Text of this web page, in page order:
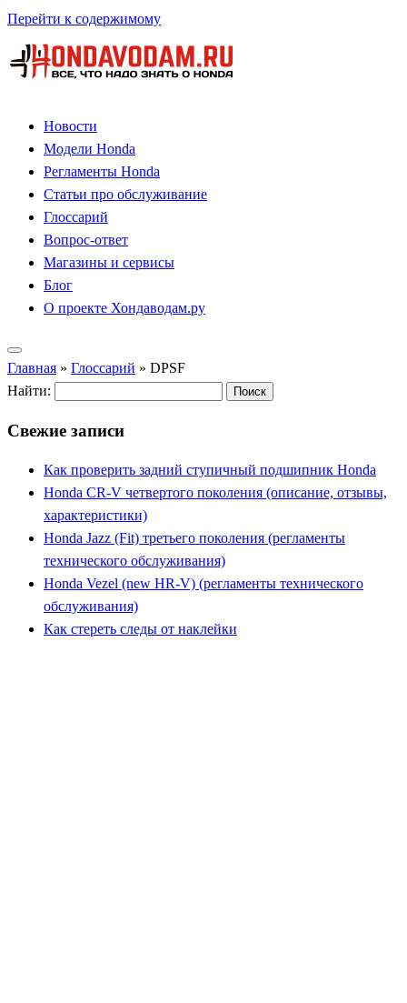
Перейти к содержимому
Новости
Модели Honda
Регламенты Honda
Статьи про обслуживание
Глоссарий
Вопрос-ответ
Магазины и сервисы
Блог
О проекте Хондаводам.ру
Главная » Глоссарий » DPSF
Найти:
Свежие записи
Как проверить задний ступичный подшипник Honda
Honda CR-V четвертого поколения (описание, отзывы,
характеристики)
Honda Jazz (Fit) третьего поколения (регламенты
технического обслуживания)
Honda Vezel (new HR-V) (регламенты технического
обслуживания)
Как стереть следы от наклейки